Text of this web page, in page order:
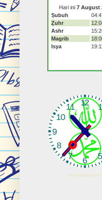
Get this Islamic Clock!